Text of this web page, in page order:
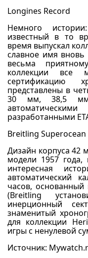
Longines Record
Немного
известный в то
время выпускал
славное имя
весьма
коллекции все
сертификацию
представлены в
30 мм, 38,5
разработанными
Breitling
Дизайн корпуса 42
модели 1957
интересная
автоматический
часов,
(Breitling
инерционный
знаменитый
для коллекции
игры с ненулевой
Источник: